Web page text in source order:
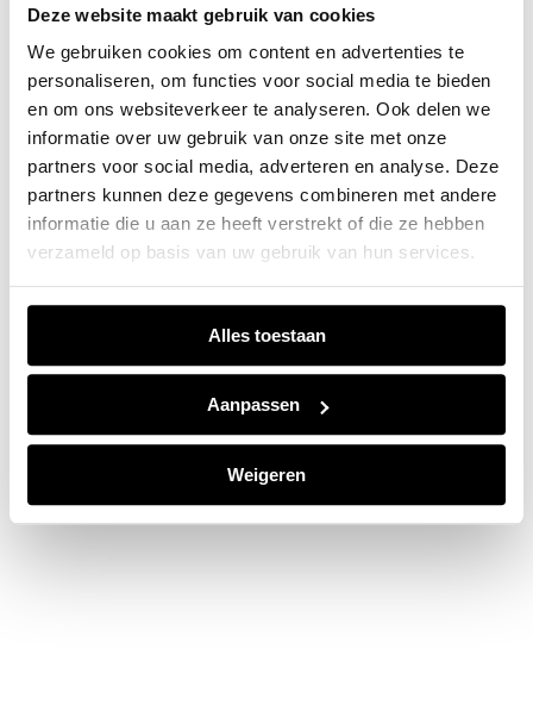
Deze website maakt gebruik van cookies
We gebruiken cookies om content en advertenties te
personaliseren, om functies voor social media te bieden
en om ons websiteverkeer te analyseren. Ook delen we
informatie over uw gebruik van onze site met onze
partners voor social media, adverteren en analyse. Deze
partners kunnen deze gegevens combineren met andere
informatie die u aan ze heeft verstrekt of die ze hebben
verzameld op basis van uw gebruik van hun services.
Alles toestaan
Aanpassen
Weigeren
Application error: a client-side exception has occurred while
loadingwww.jvk.nl(see the browser consolefor more
information).